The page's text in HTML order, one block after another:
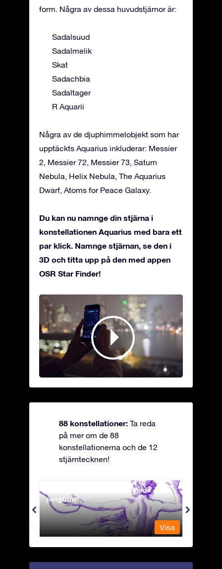
form. Några av dessa huvudstjärnor är:
Sadalsuud
Sadalmelik
Skat
Sadachbia
Sadaltager
R Aquarii
Några av de djuphimmelobjekt som har
upptäckts Aquarius inkluderar: Messier
2, Messier 72, Messier 73, Saturn
Nebula, Helix Nebula, The Aquarius
Dwarf, Atoms for Peace Galaxy.
Du kan nu namnge din stjärna i
konstellationen Aquarius med bara ett
par klick. Namnge stjärnan, se den i
3D och titta upp på den med appen
OSR Star Finder!
88 konstellationer: Ta reda
på mer om de 88
konstellationerna och de 12
stjärntecknen!
Andromeda - Den fastkedjade
jungfrun
Visa